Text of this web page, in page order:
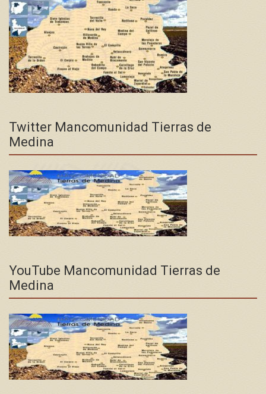
Twitter Mancomunidad Tierras de
Medina
YouTube Mancomunidad Tierras de
Medina